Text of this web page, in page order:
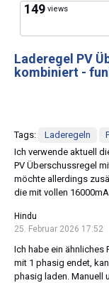
149 views
Laderegel PV
kombiniert -
Tags: Laderegeln
Ich verwende aktuell
PV Überschussregel
möchte allerdings
die mit vollen
Hindu
25. Februar 2026 17:52
Ich habe ein ähnliches
mit 1 phasig endet,
phasig laden. Manuell